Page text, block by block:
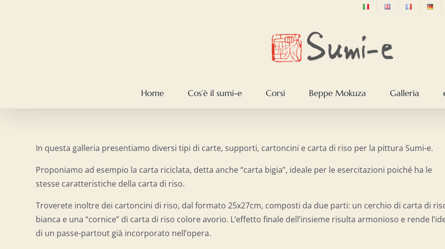
Home Cos’è il sumi-e Corsi Beppe Mokuza Galleria
In questa galleria presentiamo diversi tipi di carte, supporti, cartoncini e carta di riso per la pittura Sumi-e.
Proponiamo ad esempio la carta riciclata, detta anche “carta bigia”, ideale per le esercitazioni poiché ha le
stesse caratteristiche della carta di riso.
Troverete inoltre dei cartoncini di riso, dal formato 25x27cm, composti da due parti: un cerchio di carta di
bianca e una “cornice” di carta di riso colore avorio. L’effetto finale dell’insieme risulta armonioso e rende
di un passe-partout già incorporato nell’opera.